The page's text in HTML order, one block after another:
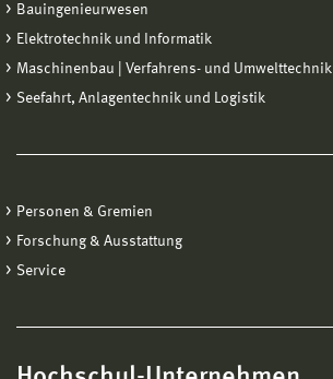
Bauingenieurwesen
Elektrotechnik und Informatik
Maschinenbau | Verfahrens- und Umwelttechnik
Seefahrt, Anlagentechnik und Logistik
Personen & Gremien
Forschung & Ausstattung
Service